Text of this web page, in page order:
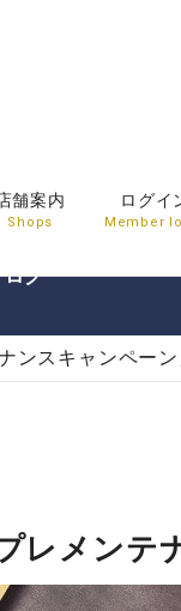
舗案内
Shops
ログイ
Member
ログ
ンスキャンペーン
レメンテ